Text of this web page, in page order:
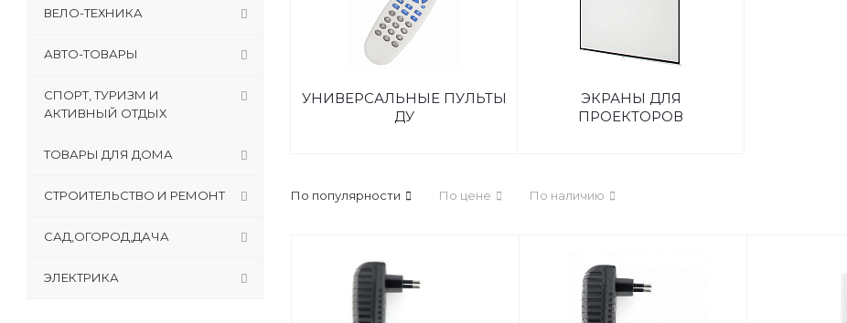
УНИВЕРСАЛЬНЫЕ ПУЛЬТЫ
ДУ
ЭКРАНЫ ДЛЯ
ПРОЕКТОРОВ
По популярности По цене По наличию
ВЕЛО-ТЕХНИКА
АВТО-ТОВАРЫ
СПОРТ, ТУРИЗМ И
АКТИВНЫЙ ОТДЫХ
ТОВАРЫ ДЛЯ ДОМА
СТРОИТЕЛЬСТВО И РЕМОНТ
САД,ОГОРОД,ДАЧА
ЭЛЕКТРИКА